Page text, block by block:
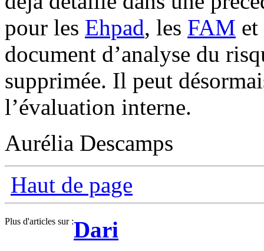
pour les Ehpad, les FAM
document d’analyse du
supprimée. Il peut
l’évaluation interne.
Aurélia Descamps
Haut de page
Plus d'articles sur :Dari